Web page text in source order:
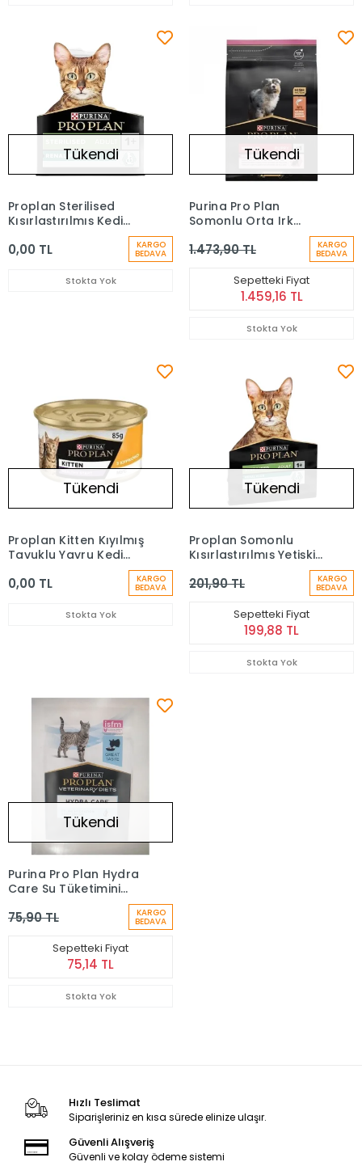
Tükendi
Proplan Sterilised
Kısırlaştırılmış Kedi
Maması Somon & Ton
3 Kg
0,00 TL KARGO
BEDAVA
Stokta Yok
Tükendi
Purina Pro Plan
Somonlu Orta Irk
Yavru Köpek Maması
(3 kg)
1.473,90 TL KARGO
BEDAVA
Sepetteki Fiyat
1.459,16 TL
Stokta Yok
Tükendi
Proplan Kitten Kıyılmış
Tavuklu Yavru Kedi
0,00 TL KARGO
BEDAVA
Stokta Yok
Tükendi
Proplan Somonlu
Kısırlaştırılmış Yetişkin
Kedi Maması 400 Gr
201,90 TL KARGO
BEDAVA
Sepetteki Fiyat
199,88 TL
Stokta Yok
Tükendi
Purina Pro Plan Hydra
Care Su Tüketimini
Arttıran Yetişkin Kedi
Maması (85 g)
75,90 TL KARGO
BEDAVA
Sepetteki Fiyat
75,14 TL
Stokta Yok
Hızlı Teslimat
Siparişleriniz en kısa sürede elinize ulaşır.
Güvenli Alışveriş
Güvenli ve kolay ödeme sistemi